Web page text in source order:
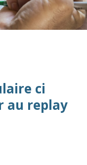
ci
au replay